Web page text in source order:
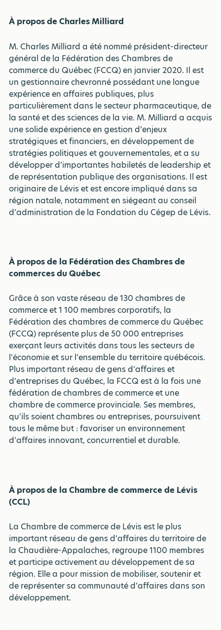
À propos de Charles Milliard
M. Charles Milliard a été nommé président-directeur
général de la Fédération des Chambres de
commerce du Québec (FCCQ) en janvier 2020. Il est
un gestionnaire chevronné possédant une longue
expérience en affaires publiques, plus
particulièrement dans le secteur pharmaceutique, de
la santé et des sciences de la vie. M. Milliard a acquis
une solide expérience en gestion d’enjeux
stratégiques et financiers, en développement de
stratégies politiques et gouvernementales, et a su
développer d’importantes habiletés de leadership et
de représentation publique des organisations. Il est
originaire de Lévis et est encore impliqué dans sa
région natale, notamment en siégeant au conseil
d’administration de la Fondation du Cégep de Lévis.
À propos de la Fédération des Chambres de
commerces du Québec
Grâce à son vaste réseau de 130 chambres de
commerce et 1 100 membres corporatifs, la
Fédération des chambres de commerce du Québec
(FCCQ) représente plus de 50 000 entreprises
exerçant leurs activités dans tous les secteurs de
l’économie et sur l’ensemble du territoire québécois.
Plus important réseau de gens d’affaires et
d’entreprises du Québec, la FCCQ est à la fois une
fédération de chambres de commerce et une
chambre de commerce provinciale. Ses membres,
qu’ils soient chambres ou entreprises, poursuivent
tous le même but : favoriser un environnement
d’affaires innovant, concurrentiel et durable.
À propos de la Chambre de commerce de Lévis
(CCL)
La Chambre de commerce de Lévis est le plus
important réseau de gens d’affaires du territoire de
la Chaudière-Appalaches, regroupe 1100 membres
et participe activement au développement de sa
région. Elle a pour mission de mobiliser, soutenir et
de représenter sa communauté d’affaires dans son
développement.